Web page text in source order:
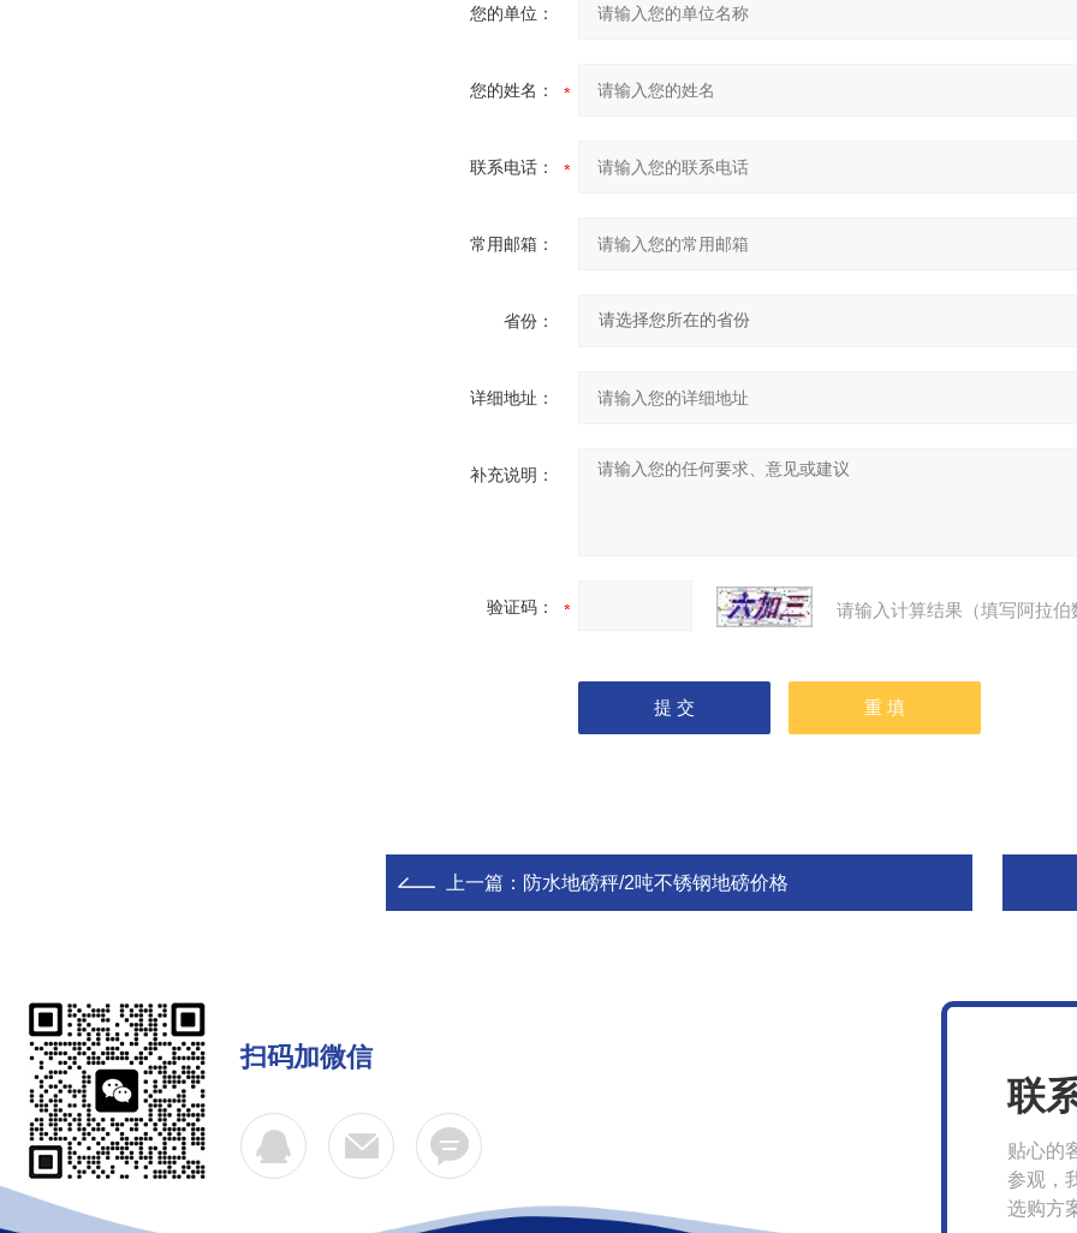
您的单位：
您的姓名：
联系电话：
常用邮箱：
省份：
详细地址：
补充说明：
验证码： 请输入计算结果（填写阿拉
上一篇： 防水地磅秤/2吨不锈钢地磅价格
扫码加微信
联
贴心的
参观，
选购方